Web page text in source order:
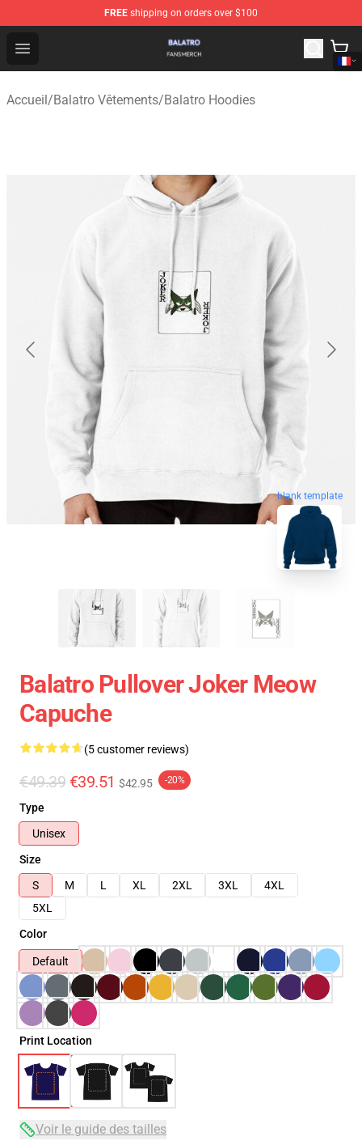
FREE shipping on orders over $100
Open menu
Balatro Shop - Official Balatro Merchandise Store
Accueil/Balatro Vêtements/Balatro Hoodies
blank template
Balatro Pullover Joker Meow
Capuche
(5 customer reviews)
€49.39 €39.51 $42.95 -20%
Type
Unisex
Size
S
M L XL 2XL 3XL
4XL
5XL
Color
Default
Print Location
Voir le guide des tailles